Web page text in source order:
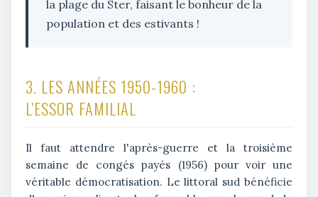
la plage du Ster, faisant le bonheur de la
population et des estivants !
3. LES ANNÉES 1950-1960 :
L'ESSOR FAMILIAL
Il faut attendre l'après-guerre et la troisième
semaine de congés payés (1956) pour voir une
véritable démocratisation. Le littoral sud bénéficie